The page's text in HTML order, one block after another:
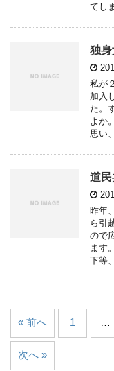
てし
独
私が
加入
た。
よか
思い
道
昨年
ら引
ので
ます
下等
« 前へ 1 …
次へ »